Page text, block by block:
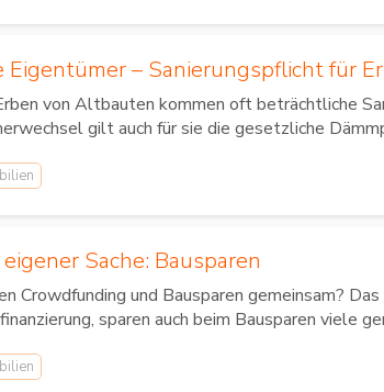
Eigentümer – Sanierungspflicht für
von Altbauten kommen oft beträchtliche
gilt auch für sie die gesetzliche
Sache: Bausparen
Crowdfunding und Bausparen gemeinsam?
sparen auch beim Bausparen viele